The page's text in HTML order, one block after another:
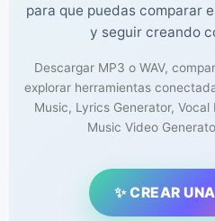
para que puedas comparar
y seguir creando
Descargar MP3 o WAV,
explorar herramientas
Music, Lyrics Generator,
Music Video
✨ CREAR